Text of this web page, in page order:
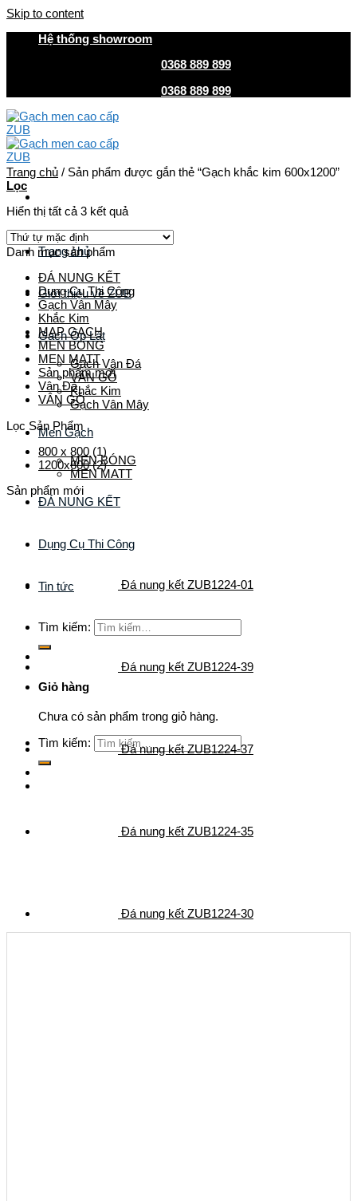
Skip to content
Hệ thống showroom
0368 889 899
0368 889 899
Trang chủ
Giới thiệu về ZUB
Gach Ốp Lát
Gạch Vân Đá
VÂN GỖ
Khắc Kim
Gạch Vân Mây
Men Gạch
MEN BÓNG
MEN MATT
ĐÁ NUNG KẾT
Dụng Cụ Thi Công
Tin tức
Tìm kiếm:
Giỏ hàng
Chưa có sản phẩm trong giỏ hàng.
Tìm kiếm:
Trang chủ / Sản phẩm được gắn thẻ “Gạch khắc kim 600x1200”
Lọc
Hiển thị tất cả 3 kết quả
Danh mục sản phẩm
ĐÁ NUNG KẾT
Dụng Cụ Thi Công
Gạch Vân Mây
Khắc Kim
MAP GẠCH
MEN BÓNG
MEN MATT
Sản phẩm mới
Vân Đá
VÂN GỖ
Lọc Sản Phẩm
800 x 800 (1)
1200x600 (2)
Sản phẩm mới
Đá nung kết ZUB1224-01
Đá nung kết ZUB1224-39
Đá nung kết ZUB1224-37
Đá nung kết ZUB1224-35
Đá nung kết ZUB1224-30